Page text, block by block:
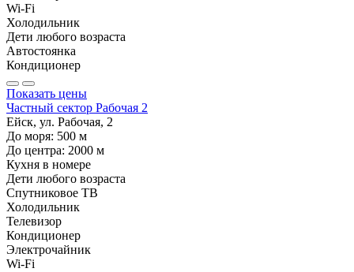
Wi-Fi
Холодильник
Дети любого возраста
Автостоянка
Кондиционер
Показать цены
Частный сектор Рабочая 2
Ейск, ул. Рабочая, 2
До моря: 500 м
До центра: 2000 м
Кухня в номере
Дети любого возраста
Спутниковое ТВ
Холодильник
Телевизор
Кондиционер
Электрочайник
Wi-Fi